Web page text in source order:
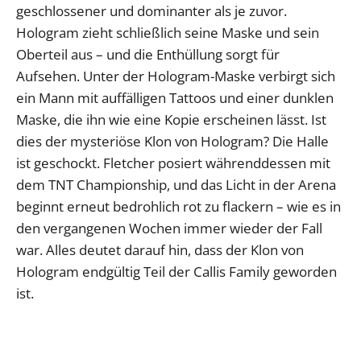
geschlossener und dominanter als je zuvor.
Hologram zieht schließlich seine Maske und sein
Oberteil aus – und die Enthüllung sorgt für
Aufsehen. Unter der Hologram-Maske verbirgt sich
ein Mann mit auffälligen Tattoos und einer dunklen
Maske, die ihn wie eine Kopie erscheinen lässt. Ist
dies der mysteriöse Klon von Hologram? Die Halle
ist geschockt. Fletcher posiert währenddessen mit
dem TNT Championship, und das Licht in der Arena
beginnt erneut bedrohlich rot zu flackern – wie es in
den vergangenen Wochen immer wieder der Fall
war. Alles deutet darauf hin, dass der Klon von
Hologram endgültig Teil der Callis Family geworden
ist.